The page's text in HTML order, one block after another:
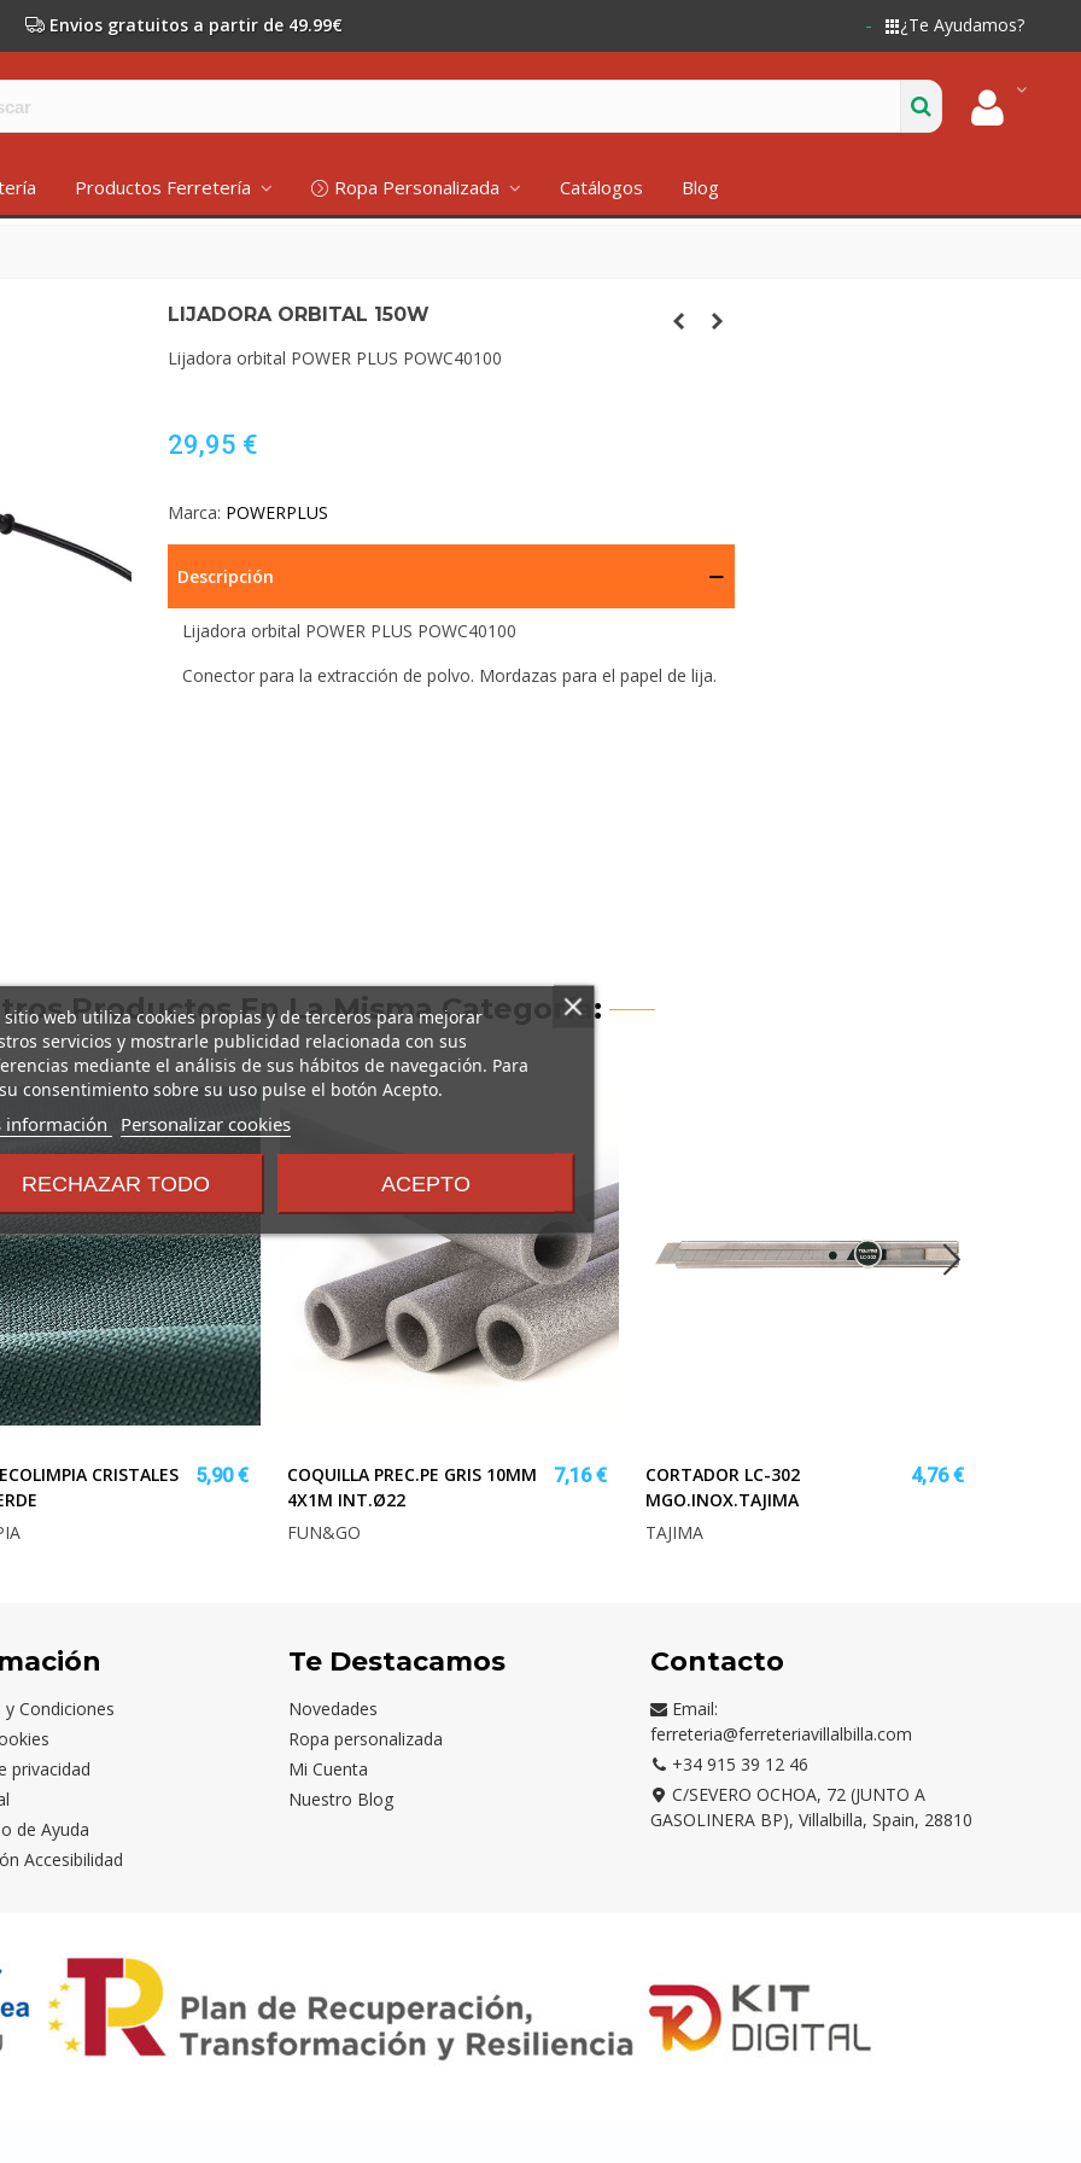
Envios gratuitos a partir de 49.99€ ¿Te Ayudamos?
Productos Ferretería Ropa Personalizada Catálogos Blog
LIJADORA ORBITAL 150W
Lijadora orbital POWER PLUS POWC40100
29,95 €
Marca: POWERPLUS
Descripción
Lijadora orbital POWER PLUS POWC40100
Conector para la extracción de polvo. Mordazas para el papel de lija.
Productos En La Misma Categoría:
CRISTALES
5,90 €
COQUILLA PREC.PE GRIS 10MM
4X1M INT.Ø22
7,16 €
FUN&GO
CORTADOR LC-302
MGO.INOX.TAJIMA
4,76 €
TAJIMA
Condiciones
privacidad
de Ayuda
Accesibilidad
Te Destacamos
Novedades
Ropa personalizada
Mi Cuenta
Nuestro Blog
Contacto
Email:
ferreteria@ferreteriavillalbilla.com
+34 915 39 12 46
C/SEVERO OCHOA, 72 (JUNTO A
GASOLINERA BP), Villalbilla, Spain, 28810
sitio web utiliza cookies propias y de terceros para mejorar
servicios y mostrarle publicidad relacionada con sus
mediante el análisis de sus hábitos de navegación. Para
consentimiento sobre su uso pulse el botón Acepto.
información
sobre
y
condiciones
Personalizar cookies
RECHAZAR TODO ACEPTO